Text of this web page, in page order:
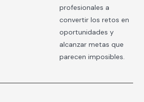
profesionales a
convertir los retos en
oportunidades y
alcanzar metas que
parecen imposibles.